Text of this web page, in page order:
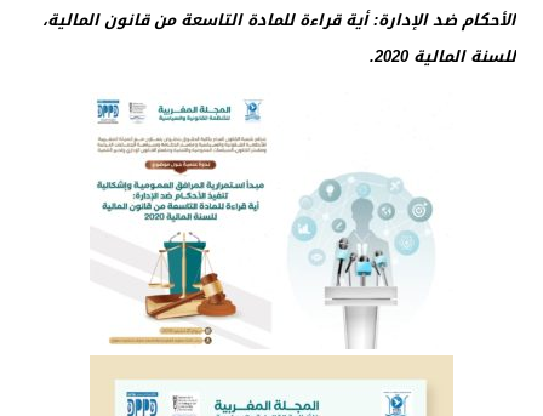
الأحكام ضد الإدارة: أية قراءة للمادة التاسعة من قانون المالية،
للسنة المالية 2020.